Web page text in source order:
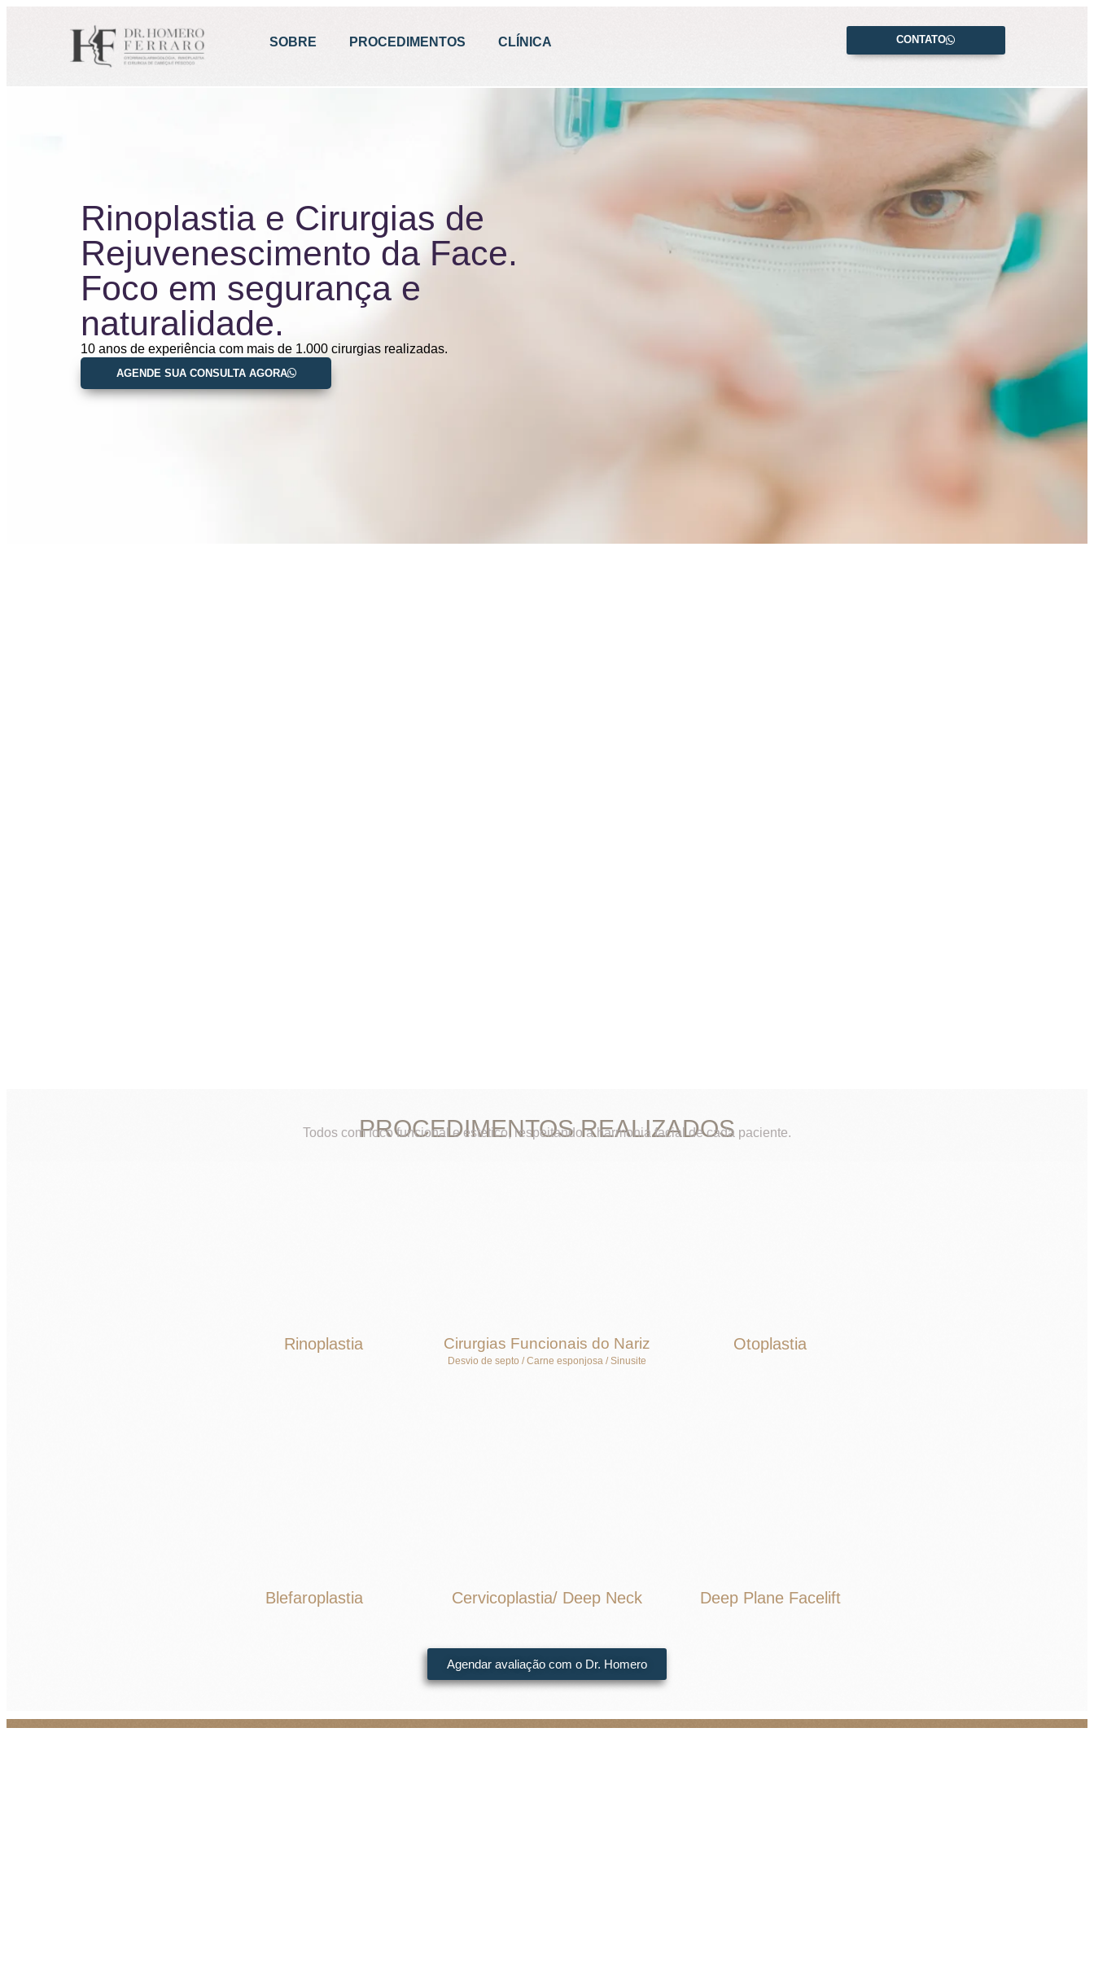
SOBRE PROCEDIMENTOS CLÍNICA CONTATO
Rinoplastia e Cirurgias de
Rejuvenescimento da Face.
Foco em segurança e
naturalidade.
10 anos de experiência com mais de 1.000 cirurgias realizadas.
AGENDE SUA CONSULTA AGORA
PROCEDIMENTOS REALIZADOS
Todos com foco funcional e estético, respeitando a harmonia facial de cada paciente.
Rinoplastia Cirurgias Funcionais do Nariz
Desvio de septo / Carne esponjosa / Sinusite
Otoplastia
Blefaroplastia Cervicoplastia/ Deep Neck Deep Plane Facelift
Agendar avaliação com o Dr. Homero